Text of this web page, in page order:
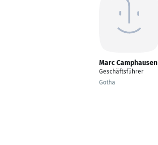
Marc Camphausen
Geschäftsführer
Gotha